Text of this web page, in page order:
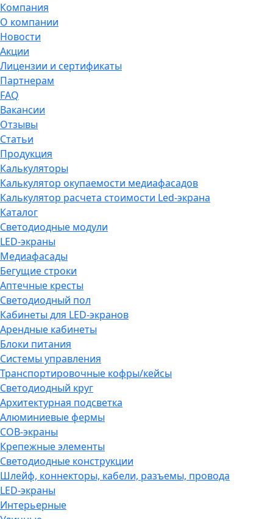
Компания
О компании
Новости
Акции
Лицензии и сертификаты
Партнерам
FAQ
Вакансии
Отзывы
Статьи
Продукция
Калькуляторы
Калькулятор окупаемости медиафасадов
Калькулятор расчета стоимости Led-экрана
Каталог
Светодиодные модули
LED-экраны
Медиафасады
Бегущие строки
Аптечные кресты
Светодиодный пол
Кабинеты для LED-экранов
Арендные кабинеты
Блоки питания
Системы управления
Транспортировочные кофры/кейсы
Светодиодный круг
Архитектурная подсветка
Алюминиевые фермы
COB-экраны
Крепежные элементы
Светодиодные конструкции
Шлейф, коннекторы, кабели, разъемы, провода
LED-экраны
Интерьерные